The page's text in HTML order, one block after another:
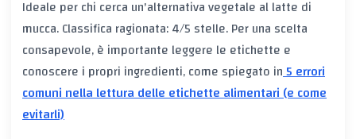
Ideale per chi cerca un'alternativa vegetale al latte di
mucca. Classifica ragionata: 4/5 stelle. Per una scelta
consapevole, è importante leggere le etichette e
conoscere i propri ingredienti, come spiegato in5 errori
comuni nella lettura delle etichette alimentari (e come
evitarli)